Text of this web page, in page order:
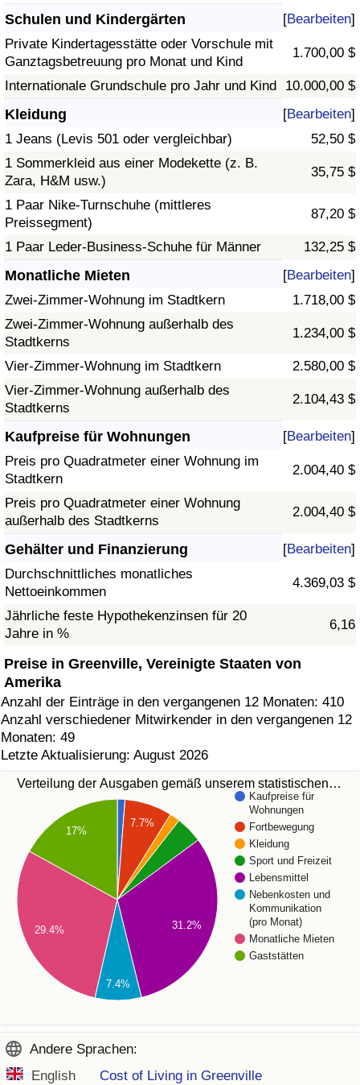
Schulen und Kindergärten [Bearbeiten]
Private Kindertagesstätte oder Vorschule mit
Ganztagsbetreuung pro Monat und Kind
1.700,00 $
Internationale Grundschule pro Jahr und Kind 10.000,00 $
Kleidung [Bearbeiten]
1 Jeans (Levis 501 oder vergleichbar)
52,50 $
1 Sommerkleid aus einer Modekette (z. B.
Zara, H&M usw.)
35,75 $
1 Paar Nike-Turnschuhe (mittleres
Preissegment)
87,20 $
1 Paar Leder-Business-Schuhe für Männer 132,25 $
Monatliche Mieten [Bearbeiten]
Zwei-Zimmer-Wohnung im Stadtkern
1.718,00 $
Zwei-Zimmer-Wohnung außerhalb des
Stadtkerns
1.234,00 $
Vier-Zimmer-Wohnung im Stadtkern
2.580,00 $
Vier-Zimmer-Wohnung außerhalb des
Stadtkerns
2.104,43 $
Kaufpreise für Wohnungen [Bearbeiten]
Preis pro Quadratmeter einer Wohnung im
Stadtkern
2.004,40 $
Preis pro Quadratmeter einer Wohnung
außerhalb des Stadtkerns
2.004,40 $
Gehälter und Finanzierung [Bearbeiten]
Durchschnittliches monatliches
Nettoeinkommen
4.369,03 $
Jährliche feste Hypothekenzinsen für 20
Jahre in %
6,16
Preise in Greenville, Vereinigte Staaten von
Amerika
Anzahl der Einträge in den vergangenen 12 Monaten: 410
Anzahl verschiedener Mitwirkender in den vergangenen 12
Monaten: 49
Letzte Aktualisierung: August 2026
Verteilung der Ausgaben gemäß unserem statistischen…
Kaufpreise für
Wohnungen
Fortbewegung
Kleidung
Sport und Freizeit
Lebensmittel
Nebenkosten und
Kommunikation
(pro Monat)
Monatliche Mieten
Gaststätten
7.7%
31.2%
17%
29.4%
7.4%
Andere Sprachen:
English
Cost of Living in Greenville